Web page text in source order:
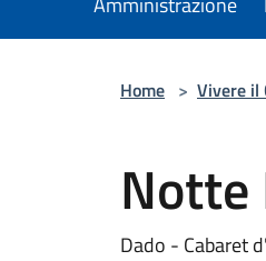
Home > Vivere il
Notte
Dado - Cabaret